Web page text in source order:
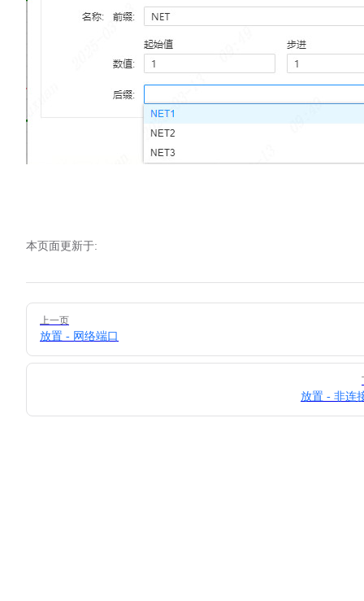
本页面更新于:
Pager
上一页
放置 - 网络端口
放置 - 非连